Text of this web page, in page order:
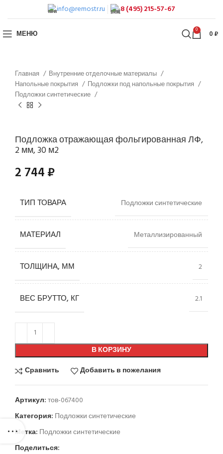
info@remostr.ru 8 (495) 215-57-67
МЕНЮ 0 0₽
Главная
Внутренние отделочные материалы
Напольные покрытия
Подложки под напольные покрытия
Подложки синтетические
Подложка отражающая фольгированная ЛФ,
2 мм, 30 м2
2 744₽
ТИП ТОВАРА Подложки синтетические
МАТЕРИАЛ Металлизированный
ТОЛЩИНА, ММ 2
ВЕС БРУТТО, КГ 2.1
В КОРЗИНУ
Сравнить
Добавить в пожелания
Артикул:тов-067400
Категория: Подложки синтетические
Метка: Подложки синтетические
Поделиться: